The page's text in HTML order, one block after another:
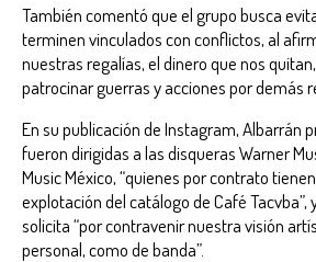
También comentó que el grupo busca
terminen vinculados con conflictos, al
nuestras regalías, el dinero que nos
patrocinar guerras y acciones por demás
En su publicación de Instagram, Albarrán
fueron dirigidas a las disqueras Warner
Music México, “quienes por contrato
explotación del catálogo de Café
solicita “por contravenir nuestra visión
personal, como de banda”.